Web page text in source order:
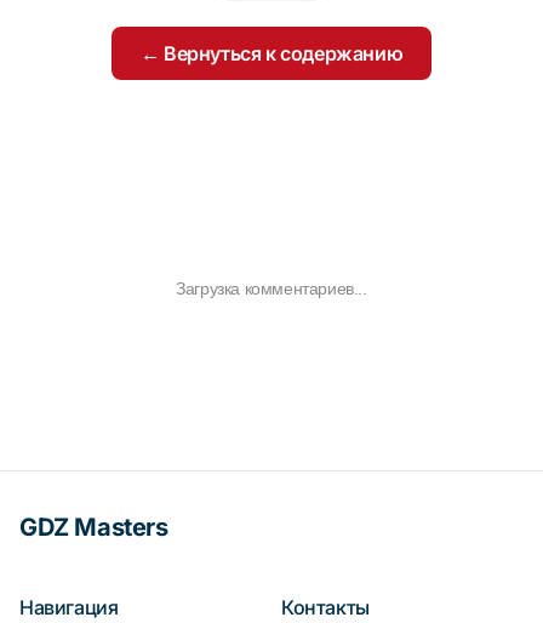
← Вернуться к содержанию
Загрузка комментариев...
GDZ Masters
Навигация Контакты